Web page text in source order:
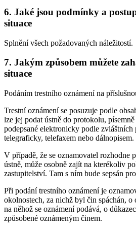
6. Jaké jsou podmínky a
situace
Splnění všech požadovaných náležitostí.
7. Jakým způsobem můžete
situace
Podáním trestního oznámení na
Trestní oznámení se posuzuje podle
lze jej podat ústně do protokolu,
podepsané elektronicky podle zvláštních
telegraficky, telefaxem nebo dálnopisem.
V případě, že se oznamovatel rozhodne
ústně, může osobně zajít na kterékoliv
zastupitelství. Tam s ním bude sepsán
Při podání trestního oznámení je
okolnostech, za nichž byl čin spáchán, o
na něhož se oznámení podává, o
způsobené oznámeným činem.